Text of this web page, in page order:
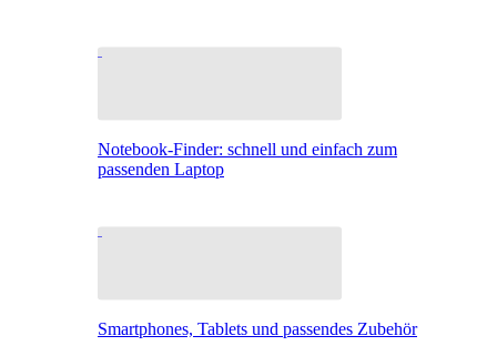
Notebook-Finder: schnell und einfach zum
passenden Laptop
Smartphones, Tablets und passendes Zubehör